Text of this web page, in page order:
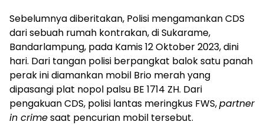
Sebelumnya diberitakan, Polisi mengamankan CDS
dari sebuah rumah kontrakan, di Sukarame,
Bandarlampung, pada Kamis 12 Oktober 2023, dini
hari. Dari tangan polisi berpangkat balok satu panah
perak ini diamankan mobil Brio merah yang
dipasangi plat nopol palsu BE 1714 ZH. Dari
pengakuan CDS, polisi lantas meringkus FWS,partner
in crimesaat pencurian mobil tersebut.